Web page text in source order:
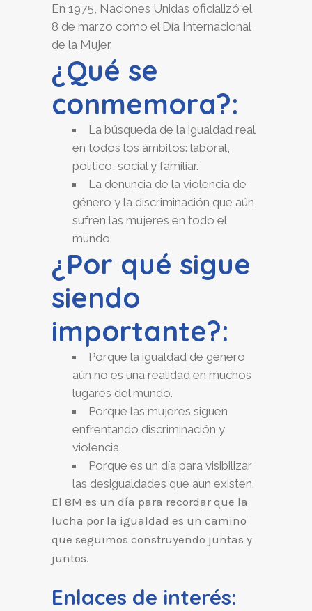
En 1975, Naciones Unidas oficializó el
8 de marzo como el Día Internacional
de la Mujer.
¿Qué se
conmemora?:
La búsqueda de la igualdad real
en todos los ámbitos: laboral,
político, social y familiar.
La denuncia de la violencia de
género y la discriminación que aún
sufren las mujeres en todo el
mundo.
¿Por qué sigue
siendo
importante?:
Porque la igualdad de género
aún no es una realidad en muchos
lugares del mundo.
Porque las mujeres siguen
enfrentando discriminación y
violencia.
Porque es un día para visibilizar
las desigualdades que aun existen.
El 8M es un día para recordar que la
lucha por la igualdad es un camino
que seguimos construyendo juntas y
juntos.
Enlaces de interés: